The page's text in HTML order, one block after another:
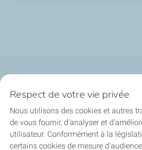
Financer les entreprises
Respect de votre vie privée
Nous utilisons des cookies et autres
de vous fournir, d’analyser et
utilisateur. Conformément à la
certains cookies de mesure